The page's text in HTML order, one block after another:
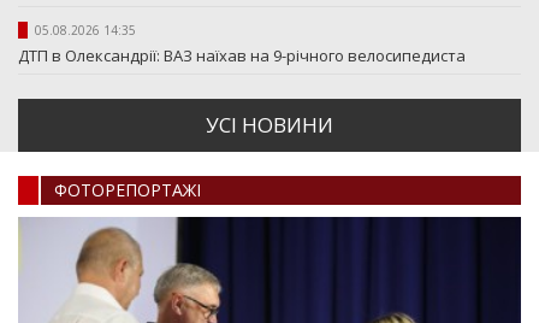
05.08.2026 14:35
ДТП в Олександрії: ВАЗ наїхав на 9-річного велосипедиста
УСI НОВИНИ
ФОТОРЕПОРТАЖI